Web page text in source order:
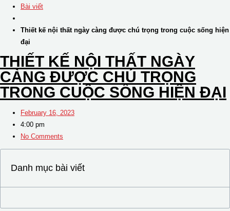
Bài viết
Thiết kế nội thất ngày càng được chú trọng trong cuộc sống hiện
đại
THIẾT KẾ NỘI THẤT NGÀY
CÀNG ĐƯỢC CHÚ TRỌNG
TRONG CUỘC SỐNG HIỆN ĐẠI
February 16, 2023
4:00 pm
No Comments
Danh mục bài viết